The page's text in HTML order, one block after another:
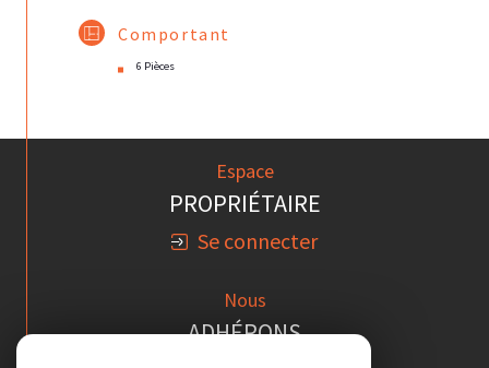
Comportant
6 Pièces
Espace
PROPRIÉTAIRE
Se connecter
Nous
ADHÉRONS